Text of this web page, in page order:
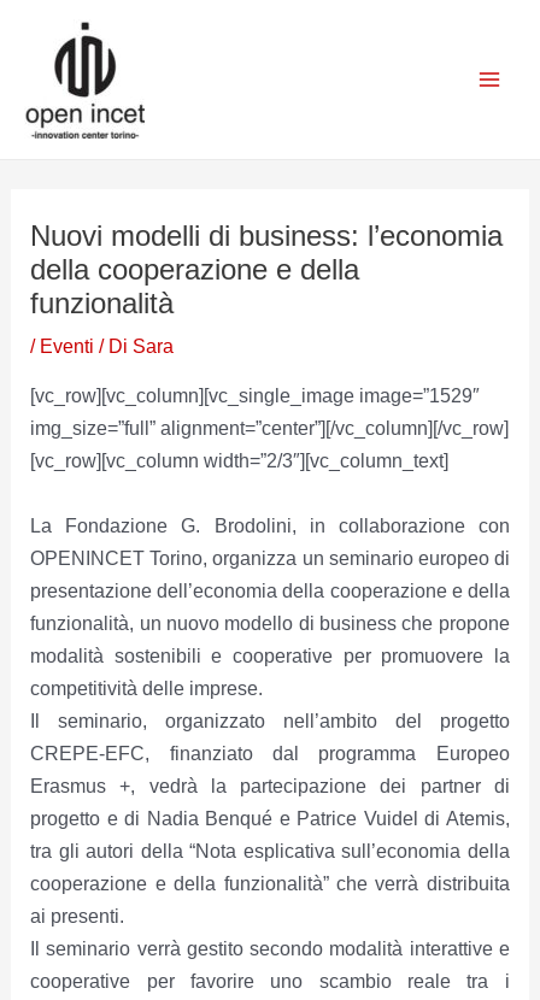
contenuto
Nuovi modelli di business: l’economia
della cooperazione e della
funzionalità
/ Eventi / Di Sara
[vc_row][vc_column][vc_single_image image=”1529″
img_size=”full” alignment=”center”][/vc_column][/vc_row]
[vc_row][vc_column width=”2/3″][vc_column_text]
La Fondazione G. Brodolini, in collaborazione con
OPENINCET Torino, organizza un seminario europeo di
presentazione dell’economia della cooperazione e della
funzionalità, un nuovo modello di business che propone
modalità sostenibili e cooperative per promuovere la
competitività delle imprese.
Il seminario, organizzato nell’ambito del progetto
CREPE-EFC, finanziato dal programma Europeo
Erasmus +, vedrà la partecipazione dei partner di
progetto e di Nadia Benqué e Patrice Vuidel di Atemis,
tra gli autori della “Nota esplicativa sull’economia della
cooperazione e della funzionalità” che verrà distribuita
ai presenti.
Il seminario verrà gestito secondo modalità interattive e
cooperative per favorire uno scambio reale tra i
articoli